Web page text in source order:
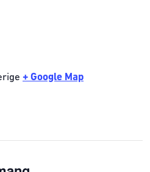
+ Google Map